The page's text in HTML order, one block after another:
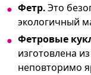
Фетр.Это
экологичный
Фетровые
изготовлена
неповторимо